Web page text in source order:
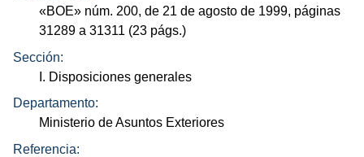
«BOE» núm. 200, de 21 de agosto de 1999, páginas
31289 a 31311 (23 págs.)
Sección:
I. Disposiciones generales
Departamento:
Ministerio de Asuntos Exteriores
Referencia: